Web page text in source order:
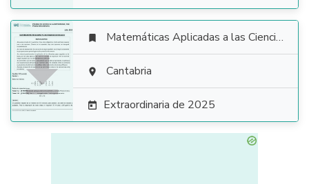

 Matemáticas Aplicadas a las Ciencias Sociales
 Cantabria
 Extraordinaria de 2025